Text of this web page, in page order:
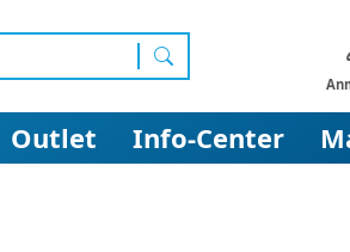
Suchen
Outlet Info-Center